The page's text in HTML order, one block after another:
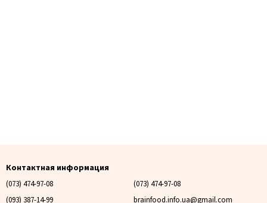
Контактная информация
(073) 474-97-08
(093) 387-14-99
(073) 474-97-08
brainfood.info.ua@gmail.com